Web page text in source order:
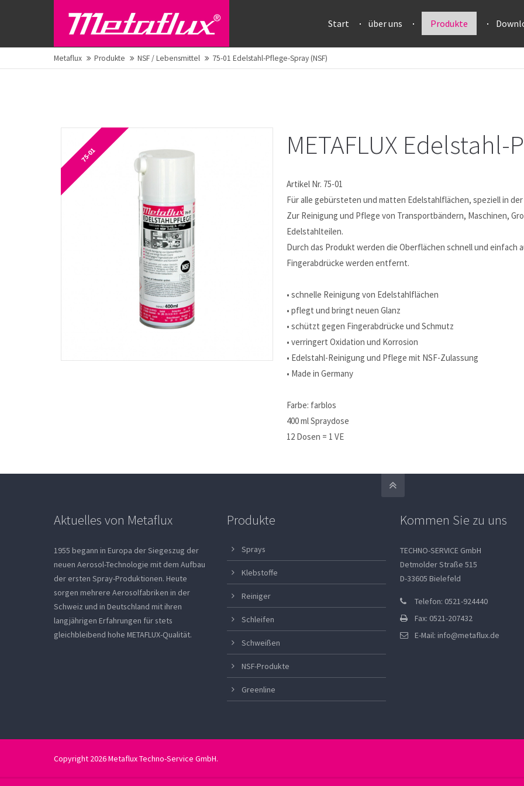
Start über uns Produkte
Metaflux Produkte NSF / Lebensmittel 75-01 Edelstahl-Pflege-Spray (NSF)
75-01 METAFLUX Edelstahl-
Artikel Nr. 75-01
Für alle gebürsteten und matten Edelstahlflächen, speziell in
Zur Reinigung und Pflege von Transportbändern, Maschinen,
Edelstahlteilen.
Durch das Produkt werden die Oberflächen schnell und
Fingerabdrücke werden entfernt.
• schnelle Reinigung von Edelstahlflächen
• pflegt und bringt neuen Glanz
• schützt gegen Fingerabdrücke und Schmutz
• verringert Oxidation und Korrosion
• Edelstahl-Reinigung und Pflege mit NSF-Zulassung
• Made in Germany
Farbe: farblos
400 ml Spraydose
12 Dosen = 1 VE
Aktuelles von Metaflux
1955 begann in Europa der Siegeszug der
neuen Aerosol-Technologie mit dem Aufbau
der ersten Spray-Produktionen. Heute
sorgen mehrere Aerosolfabriken in der
Schweiz und in Deutschland mit ihren
langjährigen Erfahrungen für stets
gleichbleibend hohe METAFLUX-Qualität.
Produkte
Sprays
Klebstoffe
Reiniger
Schleifen
Schweißen
NSF-Produkte
Greenline
Kommen Sie zu uns
TECHNO-SERVICE GmbH
Detmolder Straße 515
D-33605 Bielefeld
Telefon: 0521-924440
Fax: 0521-207432
E-Mail:info@metaflux.de
Copyright 2026 Metaflux Techno-Service GmbH.